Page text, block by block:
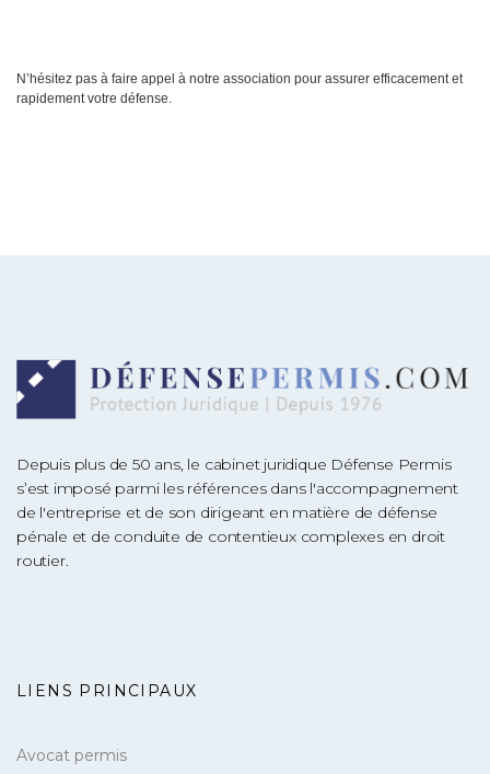
N’hésitez pas à faire appel à notre association pour assurer efficacement et
rapidement votre défense.
Depuis plus de 50 ans, le cabinet juridique Défense Permis
s’est imposé parmi les références dans l'accompagnement
de l'entreprise et de son dirigeant en matière de défense
pénale et de conduite de contentieux complexes en droit
routier.
LIENS PRINCIPAUX
Avocat permis